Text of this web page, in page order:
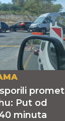
promet
Put od
minuta